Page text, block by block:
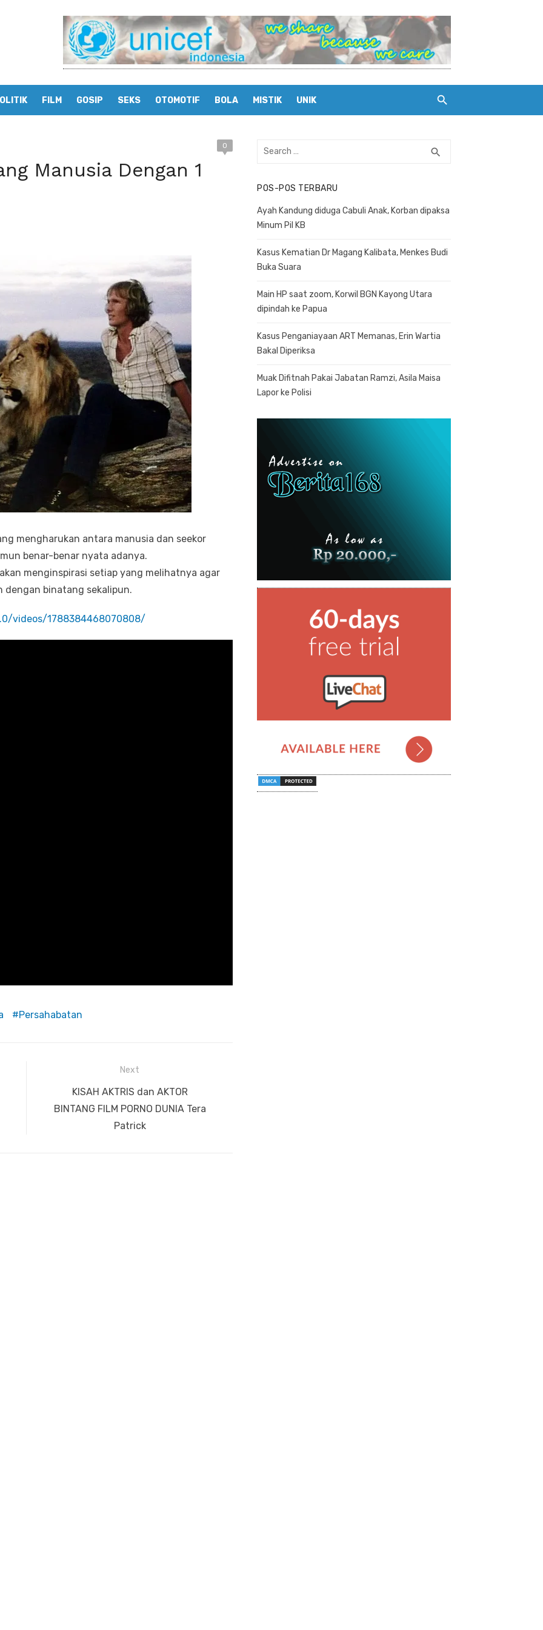
FILM GOSIP SEKS OTOMOTIF BOLA MISTIK UNIK
0
Manusia Dengan 1
mengharukan antara manusia dan seekor
benar-benar nyata adanya.
menginspirasi setiap yang melihatnya agar
dengan binatang sekalipun.
videos/1788384468070808/
Persahabatan
Next
post:
KISAH AKTRIS dan AKTOR
BINTANG FILM PORNO DUNIA Tera
Patrick
Search
search
POS-POS TERBARU
Ayah Kandung diduga Cabuli Anak, Korban dipaksa
Minum Pil KB
Kasus Kematian Dr Magang Kalibata, Menkes Budi
Buka Suara
Main HP saat zoom, Korwil BGN Kayong Utara
dipindah ke Papua
Kasus Penganiayaan ART Memanas, Erin Wartia
Bakal Diperiksa
Muak Difitnah Pakai Jabatan Ramzi, Asila Maisa
Lapor ke Polisi